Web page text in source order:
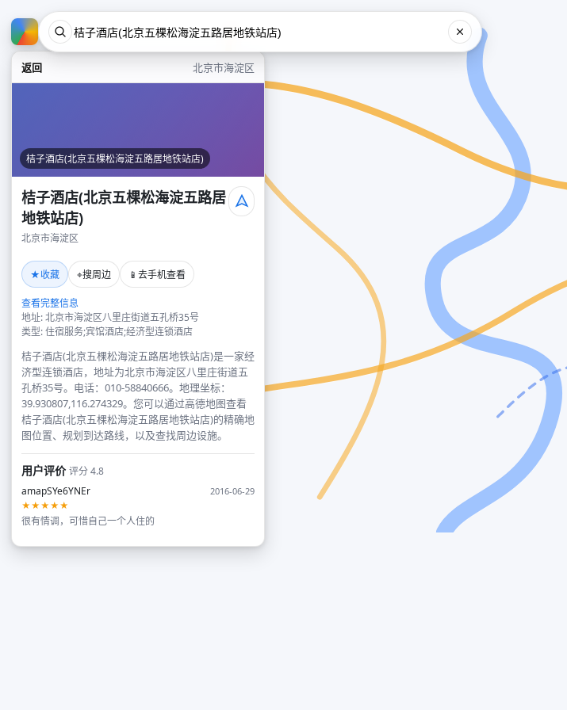
返回 北京市海淀区
桔子酒店(北京五棵松海淀五路居地铁站店)
桔子酒店(北京五棵松海淀五路居
地铁站店)
北京市海淀区
★收藏 ⌖搜周边 📱 去手机查看
查看完整信息
地址: 北京市海淀区八里庄街道五孔桥35号
类型: 住宿服务;宾馆酒店;经济型连锁酒店
桔子酒店(北京五棵松海淀五路居地铁站店)是一家经
济型连锁酒店，地址为北京市海淀区八里庄街道五
孔桥35号。电话：010-58840666。地理坐标：
39.930807,116.274329。您可以通过高德地图查看
桔子酒店(北京五棵松海淀五路居地铁站店)的精确地
图位置、规划到达路线，以及查找周边设施。
用户评价评分 4.8
amapSYe6YNEr
2016-06-29
★★★★★
很有情调，可惜自己一个人住的